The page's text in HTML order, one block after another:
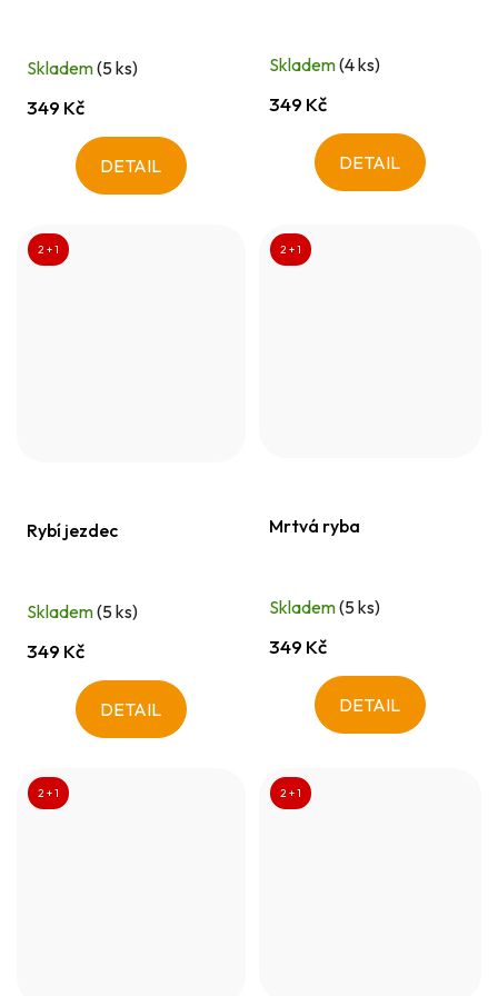
Skladem(5 ks)
349 Kč
DETAIL
Skladem(4 ks)
349 Kč
DETAIL
2 + 1
Rybí jezdec
Skladem(5 ks)
349 Kč
DETAIL
2 + 1
Mrtvá ryba
Skladem(5 ks)
349 Kč
DETAIL
2 + 1 2 + 1